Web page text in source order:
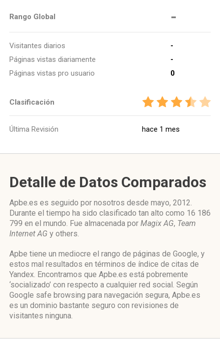
Rango Global -
Visitantes diarios
-
Páginas vistas diariamente
-
Páginas vistas pro usuario
0
Clasificación
Última Revisión hace 1 mes
Detalle de Datos Comparados
Apbe.es es seguido por nosotros desde mayo, 2012.
Durante el tiempo ha sido clasificado tan alto como 16 186
799 en el mundo. Fue almacenada por Magix AG, Team
Internet AG y others.
Apbe tiene un mediocre el rango de páginas de Google, y
estos mal resultados en términos de índice de citas de
Yandex. Encontramos que Apbe.es está pobremente
‘socializado’ con respecto a cualquier red social. Según
Google safe browsing para navegación segura, Apbe.es
es un dominio bastante seguro con revisiones de
visitantes ninguna.